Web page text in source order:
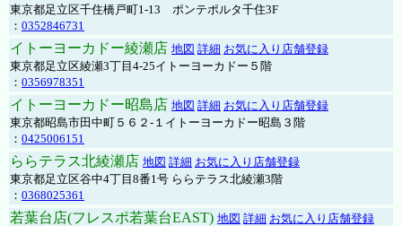
東京都足立区千住橋戸町1-13 ポンテポルタ千住3F
： 0352846731
イトーヨーカドー綾瀬店 地図 詳細 お気に入り店舗登録
東京都足立区綾瀬3丁目4-25イトーヨーカドー５階
： 0356978351
イトーヨーカドー昭島店 地図 詳細 お気に入り店舗登録
東京都昭島市田中町５６２-１イトーヨーカドー昭島３階
： 0425006151
ららテラス北綾瀬店 地図 詳細 お気に入り店舗登録
東京都足立区谷中4丁目8番1号 ららテラス北綾瀬3階
： 0368025361
若葉台店(フレスポ若葉台EAST) 地図 詳細 お気に入り店舗登録